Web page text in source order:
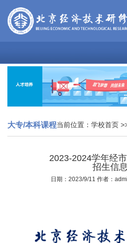
大专/本科课程当前位置： 学校首页
2023-2024学年经
招生信息
日期：2023/9/11 作者：